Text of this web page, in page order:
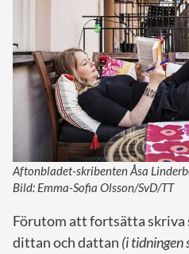
Aftonbladet-skribenten Åsa
Bild: Emma-Sofia Olsson/SvD/TT
Förutom att fortsätta skriva
dittan och dattan (i tidningen